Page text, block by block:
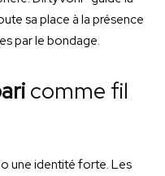
sa place à la présence
par le bondage.
comme fil
une identité forte. Les